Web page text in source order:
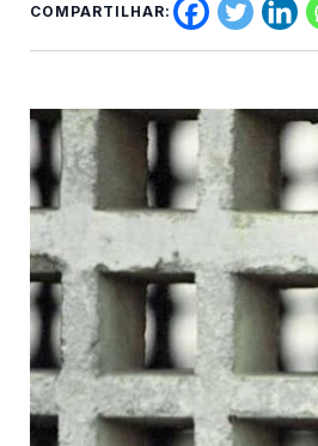
COMPARTILHAR: